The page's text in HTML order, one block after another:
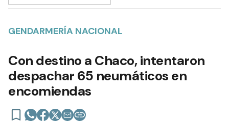
GENDARMERÍA NACIONAL
Con destino a Chaco, intentaron
despachar 65 neumáticos en
encomiendas